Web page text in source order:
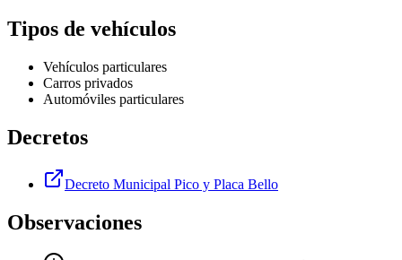
Tipos de vehículos
Vehículos particulares
Carros privados
Automóviles particulares
Decretos
Decreto Municipal Pico y Placa Bello
Observaciones